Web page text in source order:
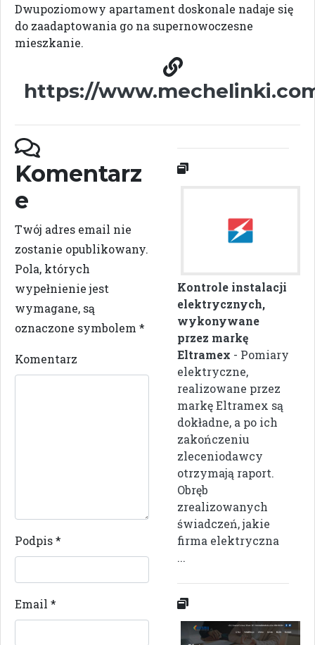
Dwupoziomowy apartament doskonale nadaje się
do zaadaptowania go na supernowoczesne
mieszkanie.
https://
Komentarz
e
Twój adres email nie
zostanie opublikowany.
Pola, których
wypełnienie jest
wymagane, są
oznaczone symbolem *
Komentarz
Podpis*
Email *
Kontrole instalacji
elektrycznych,
wykonywane
przez markę
Eltramex - Pomiary
elektryczne,
realizowane przez
markę Eltramex są
dokładne, a po ich
zakończeniu
zleceniodawcy
otrzymają raport.
Obręb
zrealizowanych
świadczeń, jakie
firma elektryczna
...